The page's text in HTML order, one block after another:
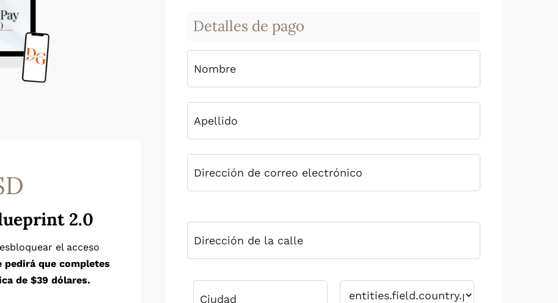
2.0
el acceso
pedirá que completes
de $39 dólares.
Detalles de pago